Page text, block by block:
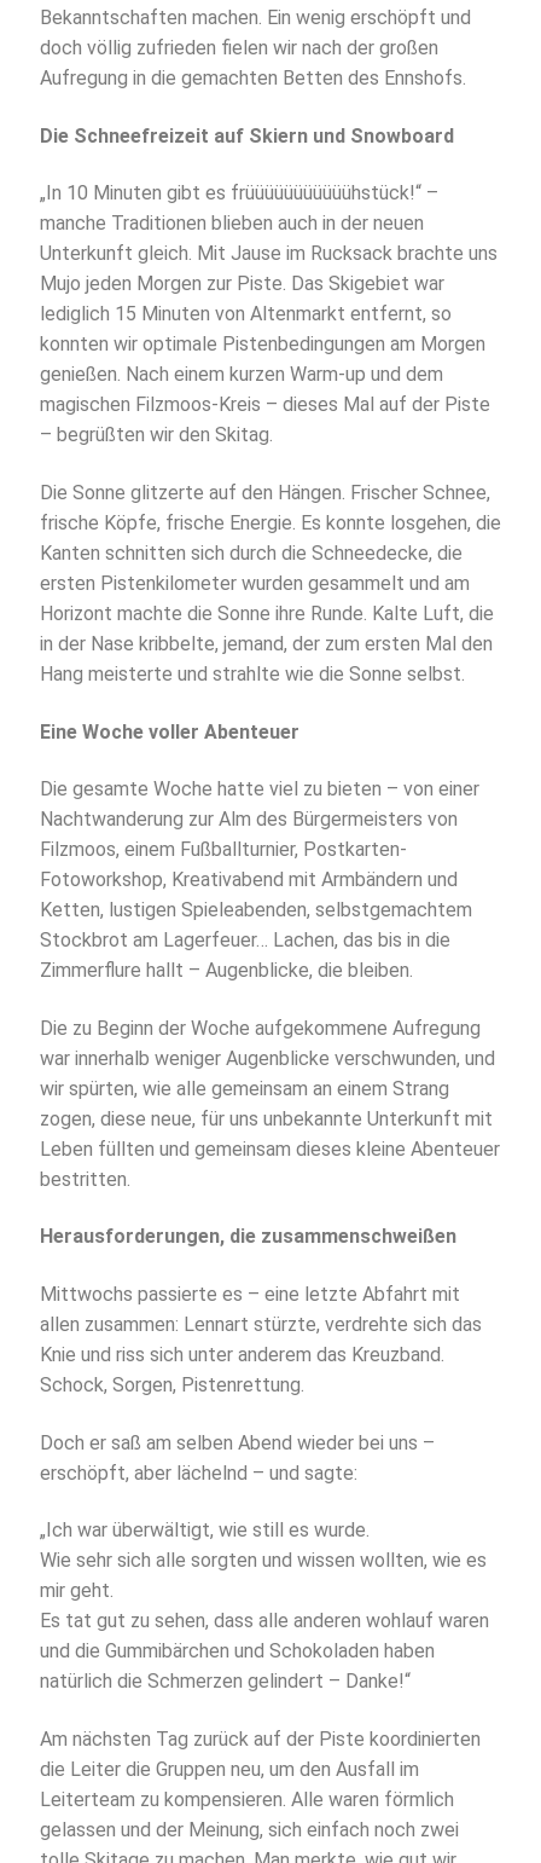
Bekanntschaften machen. Ein wenig erschöpft und
doch völlig zufrieden fielen wir nach der großen
Aufregung in die gemachten Betten des Ennshofs.
Die Schneefreizeit auf Skiern und Snowboard
„In 10 Minuten gibt es früüüüüüüüüüühstück!“ –
manche Traditionen blieben auch in der neuen
Unterkunft gleich. Mit Jause im Rucksack brachte uns
Mujo jeden Morgen zur Piste. Das Skigebiet war
lediglich 15 Minuten von Altenmarkt entfernt, so
konnten wir optimale Pistenbedingungen am Morgen
genießen. Nach einem kurzen Warm-up und dem
magischen Filzmoos-Kreis – dieses Mal auf der Piste
– begrüßten wir den Skitag.
Die Sonne glitzerte auf den Hängen. Frischer Schnee,
frische Köpfe, frische Energie. Es konnte losgehen, die
Kanten schnitten sich durch die Schneedecke, die
ersten Pistenkilometer wurden gesammelt und am
Horizont machte die Sonne ihre Runde. Kalte Luft, die
in der Nase kribbelte, jemand, der zum ersten Mal den
Hang meisterte und strahlte wie die Sonne selbst.
Eine Woche voller Abenteuer
Die gesamte Woche hatte viel zu bieten – von einer
Nachtwanderung zur Alm des Bürgermeisters von
Filzmoos, einem Fußballturnier, Postkarten-
Fotoworkshop, Kreativabend mit Armbändern und
Ketten, lustigen Spieleabenden, selbstgemachtem
Stockbrot am Lagerfeuer… Lachen, das bis in die
Zimmerflure hallt – Augenblicke, die bleiben.
Die zu Beginn der Woche aufgekommene Aufregung
war innerhalb weniger Augenblicke verschwunden, und
wir spürten, wie alle gemeinsam an einem Strang
zogen, diese neue, für uns unbekannte Unterkunft mit
Leben füllten und gemeinsam dieses kleine Abenteuer
bestritten.
Herausforderungen, die zusammenschweißen
Mittwochs passierte es – eine letzte Abfahrt mit
allen zusammen: Lennart stürzte, verdrehte sich das
Knie und riss sich unter anderem das Kreuzband.
Schock, Sorgen, Pistenrettung.
Doch er saß am selben Abend wieder bei uns –
erschöpft, aber lächelnd – und sagte:
„Ich war überwältigt, wie still es wurde.
Wie sehr sich alle sorgten und wissen wollten, wie es
mir geht.
Es tat gut zu sehen, dass alle anderen wohlauf waren
und die Gummibärchen und Schokoladen haben
natürlich die Schmerzen gelindert – Danke!“
Am nächsten Tag zurück auf der Piste koordinierten
die Leiter die Gruppen neu, um den Ausfall im
Leiterteam zu kompensieren. Alle waren förmlich
gelassen und der Meinung, sich einfach noch zwei